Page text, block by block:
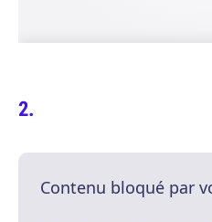
Contenu bloqué par